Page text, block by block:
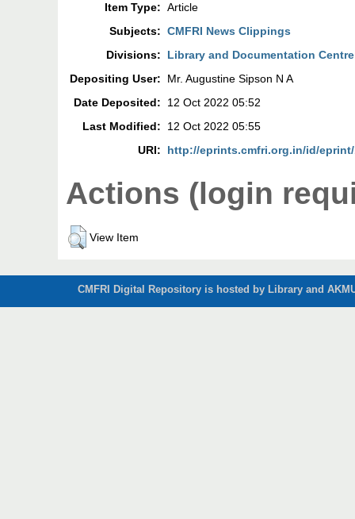
Item Type: Article
Subjects: CMFRI News Clippings
Divisions:
Library and Documentation Centre
Depositing User:
Mr. Augustine Sipson N A
Date Deposited:
12 Oct 2022 05:52
Last Modified:
12 Oct 2022 05:55
URI:
http://eprints.cmfri.org.in/id/eprint/
Actions (login
View Item
CMFRI Digital Repository is hosted by Library and